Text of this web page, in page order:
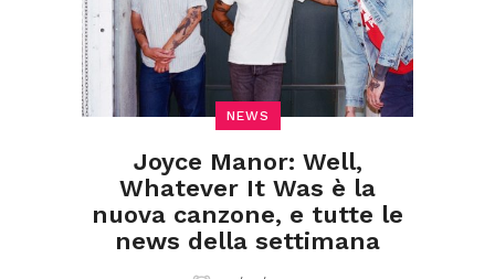
NEWS
Joyce Manor: Well,
Whatever It Was è la
nuova canzone, e tutte le
news della settimana